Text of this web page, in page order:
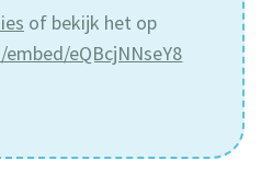
of bekijk het op
eQBcjNNseY8